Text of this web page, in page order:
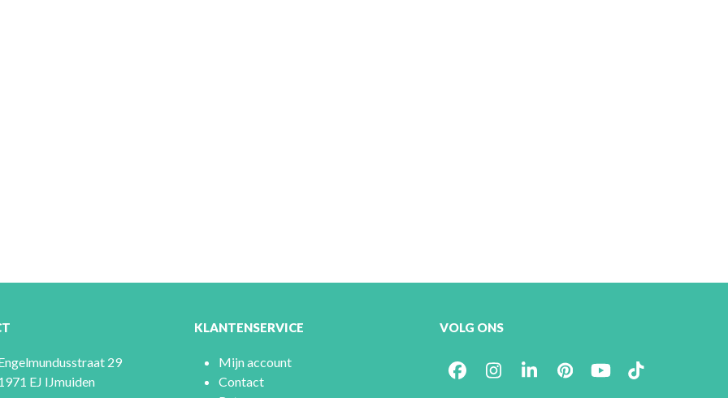
29
EJ IJmuiden
KLANTENSERVICE
Mijn account
Contact
VOLG ONS
Facebook
Instagram
LinkedInPinterest
YouTube
Tiktok